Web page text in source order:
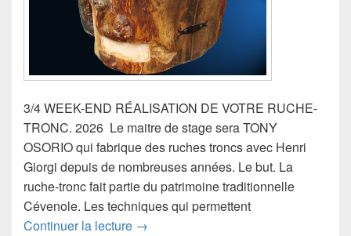
3/4 WEEK-END RÉALISATION DE VOTRE RUCHE-
TRONC. 2026 Le maitre de stage sera TONY
OSORIO qui fabrique des ruches troncs avec Henri
Giorgi depuis de nombreuses années. Le but. La
ruche-tronc fait partie du patrimoine traditionnelle
Cévenole. Les techniques qui permettent
Continuer la lecture WEEK-END REALISATION DE
→